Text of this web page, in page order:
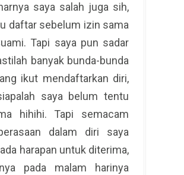
saya salah juga sih,
daftar sebelum izin sama
Tapi saya pun sadar
banyak bunda-bunda
ikut mendaftarkan diri,
saya belum tentu
hihihi. Tapi semacam
dalam diri saya
harapan untuk diterima,
pada malam harinya